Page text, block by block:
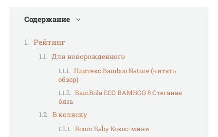
Содержание
Рейтинг
Для новорожденного
Плитекс Bamboo Nature (читать
обзор)
BamBola ECO BAMBOO 8 Стеганая
бязь
В коляску
Boom Baby Кокос-мини